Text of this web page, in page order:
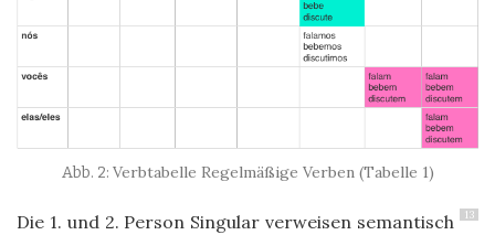
Verbtabelle Regelmäßige Verben (Tabelle 1)
13
Die 1. und 2. Person Singular verweisen semantisch